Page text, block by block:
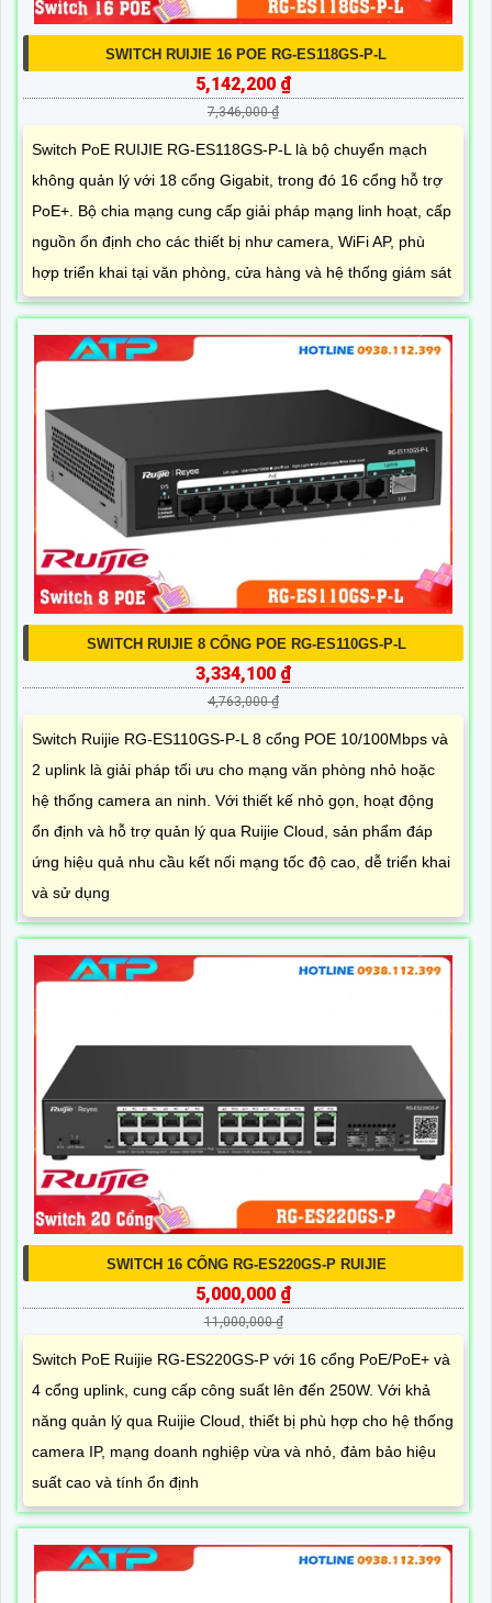
SWITCH RUIJIE 16 POE RG-ES118GS-P-L
5,142,200 ₫
7,346,000 ₫
Switch PoE RUIJIE RG-ES118GS-P-L là bộ chuyển mạch
không quản lý với 18 cổng Gigabit, trong đó 16 cổng hỗ trợ
PoE+. Bộ chia mạng cung cấp giải pháp mạng linh hoạt, cấp
nguồn ổn định cho các thiết bị như camera, WiFi AP, phù
hợp triển khai tại văn phòng, cửa hàng và hệ thống giám sát
SWITCH RUIJIE 8 CỔNG POE RG-ES110GS-P-L
3,334,100 ₫
4,763,000 ₫
Switch Ruijie RG-ES110GS-P-L 8 cổng POE 10/100Mbps và
2 uplink là giải pháp tối ưu cho mạng văn phòng nhỏ hoặc
hệ thống camera an ninh. Với thiết kế nhỏ gọn, hoạt động
ổn định và hỗ trợ quản lý qua Ruijie Cloud, sản phẩm đáp
ứng hiệu quả nhu cầu kết nối mạng tốc độ cao, dễ triển khai
và sử dụng
SWITCH 16 CỔNG RG-ES220GS-P RUIJIE
5,000,000 ₫
11,000,000 ₫
Switch PoE Ruijie RG-ES220GS-P với 16 cổng PoE/PoE+ và
4 cổng uplink, cung cấp công suất lên đến 250W. Với khả
năng quản lý qua Ruijie Cloud, thiết bị phù hợp cho hệ thống
camera IP, mạng doanh nghiệp vừa và nhỏ, đảm bảo hiệu
suất cao và tính ổn định